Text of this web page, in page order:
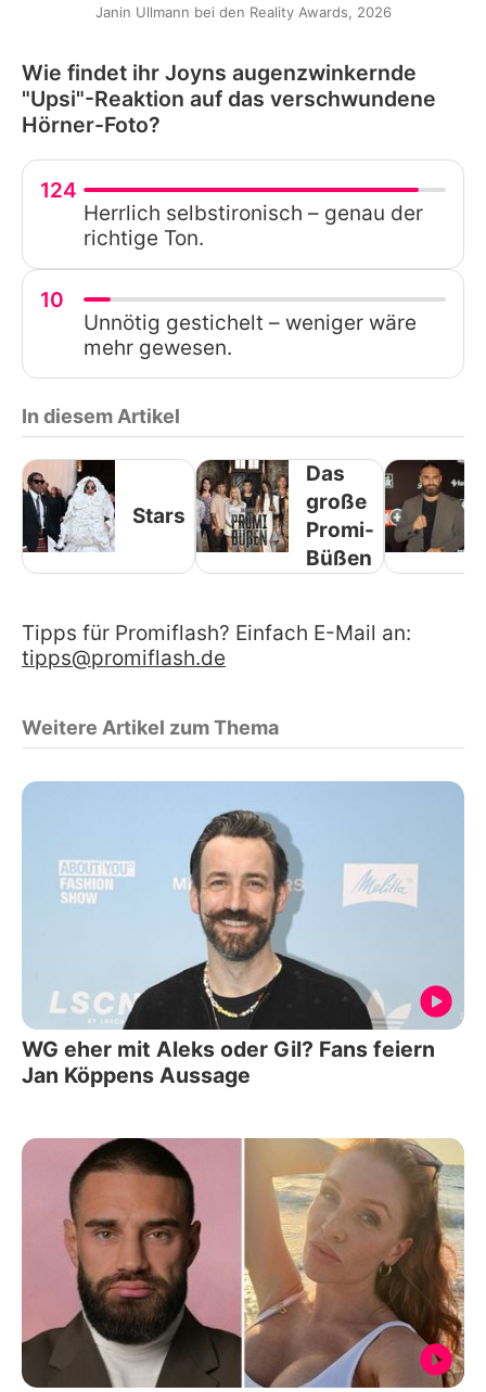
Janin Ullmann bei den Reality Awards, 2026
Wie findet ihr Joyns augenzwinkernde
"Upsi"-Reaktion auf das verschwundene
Hörner-Foto?
124
Herrlich selbstironisch – genau der
richtige Ton.
10
Unnötig gestichelt – weniger wäre
mehr gewesen.
In diesem Artikel
Stars
Das
große
Promi-
Büßen
Tipps für Promiflash? Einfach E-Mail an:
tipps@promiflash.de
Weitere Artikel zum Thema
WG eher mit Aleks oder Gil? Fans feiern
Jan Köppens Aussage